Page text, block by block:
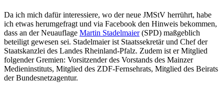
Da ich mich dafür interessiere, wo der neue JMStV herrührt, habe
ich etwas herumgefragt und via Facebook den Hinweis bekommen,
dass an der Neuauflage Martin Stadelmaier(SPD) maßgeblich
beteiligt gewesen sei. Stadelmaier ist Staatssekretär und Chef der
Staatskanzlei des Landes Rheinland-Pfalz. Zudem ist er Mitglied
folgender Gremien: Vorsitzender des Vorstands des Mainzer
Medieninstituts, Mitglied des ZDF-Fernsehrats, Mitglied des Beirats
der Bundesnetzagentur.